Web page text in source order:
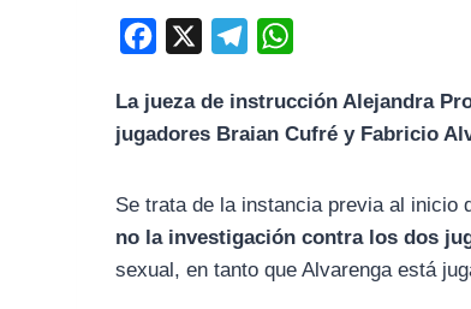
c
e
o
l
e
r
a
t
A
La jueza de instrucción Alejandra
jugadores Braian Cufré y Fabricio
Se trata de la instancia previa al inicio
no la investigación contra los dos
sexual, en tanto que Alvarenga está